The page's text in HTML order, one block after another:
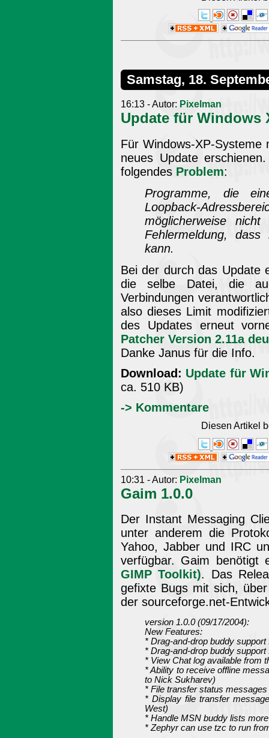
Samstag, 18.
16:13 - Autor: Pixelman
Update für Windows
Für Windows-XP-
neues Update
folgendes Problem:
Programme, die
Loopback-
möglicherweise
Fehlermeldung,
kann.
Bei der durch das Update
die selbe Datei, die
Verbindungen
also dieses Limit
des Updates erneut
Patcher Version 2.11a
Danke Janus für die Info.
Download: Update für
ca. 510 KB)
-> Kommentare
Diesen Artikel
10:31 - Autor: Pixelman
Gaim 1.0.0
Der Instant Messaging
unter anderem die
Yahoo, Jabber und IRC
verfügbar. Gaim benötigt
GIMP Toolkit). Das
gefixte Bugs mit sich,
der sourceforge.net-
version 1.0.0 (09/17/2004):
New Features:
* Drag-and-drop buddy
* Drag-and-drop buddy
* View Chat log available from
* Ability to receive offline
to Nick Sukharev)
* File transfer status
* Display file transfer
West)
* Handle MSN buddy lists
* Zephyr can use tzc to run